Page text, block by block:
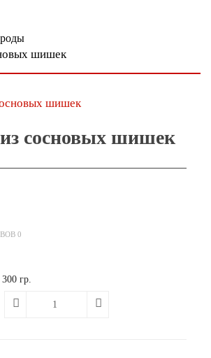
шишек
сосновых шишек
0
300 гр.